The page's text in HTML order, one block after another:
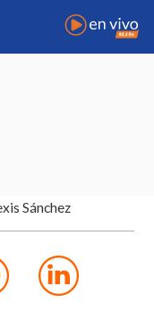
Sánchez